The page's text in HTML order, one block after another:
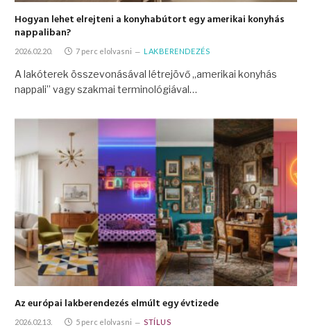
Hogyan lehet elrejteni a konyhabútort egy amerikai konyhás
nappaliban?
2026.02.20. 7 perc elolvasni LAKBERENDEZÉS
A lakóterek összevonásával létrejövő „amerikai konyhás
nappali” vagy szakmai terminológiával…
Az európai lakberendezés elmúlt egy évtizede
2026.02.13. 5 perc elolvasni STÍLUS